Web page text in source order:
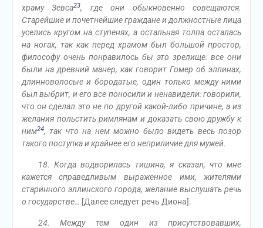
храму Зевса23, где они обыкновенно совещаются.
Старейшие и почетнейшие граждане и должностные лица
уселись кругом на ступенях, а остальная толпа осталась
на ногах, так как перед храмом был большой простор,
философу очень понравилось бы это зрелище: все они
были на древний манер, как говорит Гомер об эллинах,
длинноволосые и бородатые, один только между ними
был выбрит, и его все поносили и ненавидели: говорили,
что он сделал это не по другой какой-либо причине, а из
желания польстить римлянам и доказать свою дружбу к
ним24, так что на нем можно было видеть весь позор
такого поступка и крайнее его неприличие для мужей.
18. Когда водворилась тишина, я сказал, что мне
кажется справедливым выраженное ими, жителями
старинного эллинского города, желание выслушать речь
о государстве… [Далее следует речь Диона].
24. Между тем один из присутствовавших,